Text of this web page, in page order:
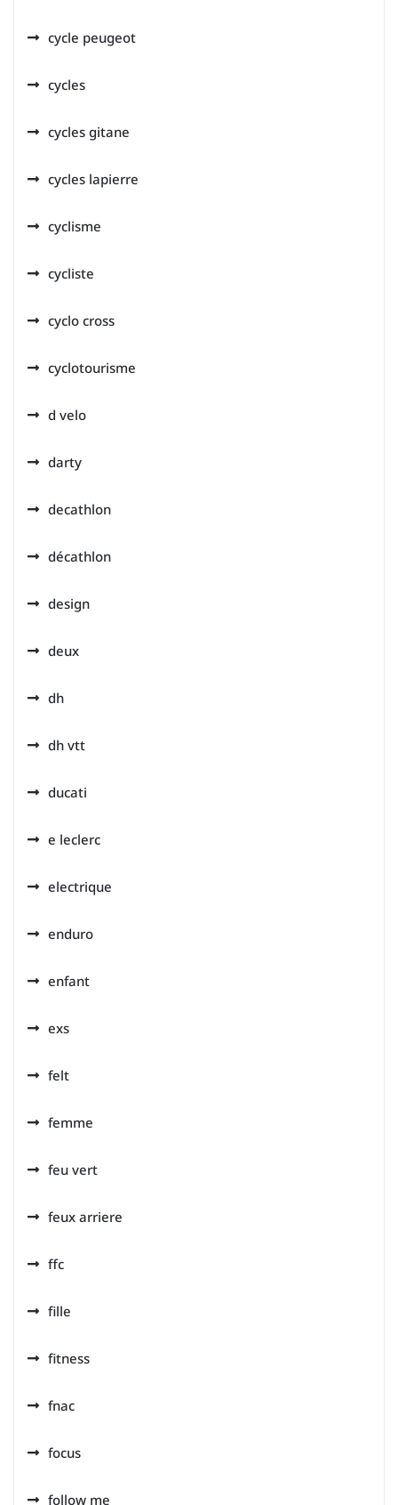
cycle peugeot
cycles
cycles gitane
cycles lapierre
cyclisme
cycliste
cyclo cross
cyclotourisme
d velo
darty
decathlon
décathlon
design
deux
dh
dh vtt
ducati
e leclerc
electrique
enduro
enfant
exs
felt
femme
feu vert
feux arriere
ffc
fille
fitness
fnac
focus
follow me